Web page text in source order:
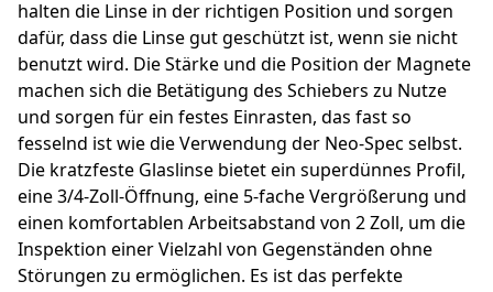
halten die Linse in der richtigen Position und sorgen
dafür, dass die Linse gut geschützt ist, wenn sie nicht
benutzt wird. Die Stärke und die Position der Magnete
machen sich die Betätigung des Schiebers zu Nutze
und sorgen für ein festes Einrasten, das fast so
fesselnd ist wie die Verwendung der Neo-Spec selbst.
Die kratzfeste Glaslinse bietet ein superdünnes Profil,
eine 3/4-Zoll-Öffnung, eine 5-fache Vergrößerung und
einen komfortablen Arbeitsabstand von 2 Zoll, um die
Inspektion einer Vielzahl von Gegenständen ohne
Störungen zu ermöglichen. Es ist das perfekte